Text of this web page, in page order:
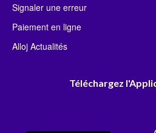
Signaler une erreur
Paiement en ligne
Alloj Actualités
Téléchargez